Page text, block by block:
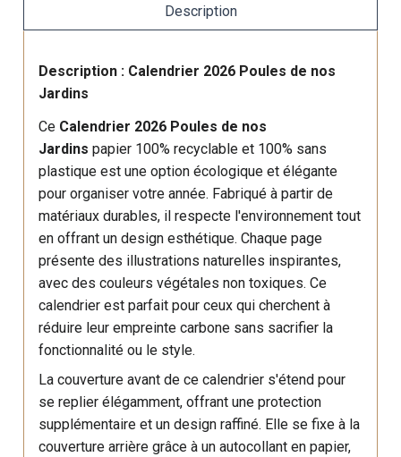
Description
Description : Calendrier 2026 Poules de nos
Jardins
Ce Calendrier 2026 Poules de nos
Jardins papier 100% recyclable et 100% sans
plastique est une option écologique et élégante
pour organiser votre année. Fabriqué à partir de
matériaux durables, il respecte l'environnement tout
en offrant un design esthétique. Chaque page
présente des illustrations naturelles inspirantes,
avec des couleurs végétales non toxiques. Ce
calendrier est parfait pour ceux qui cherchent à
réduire leur empreinte carbone sans sacrifier la
fonctionnalité ou le style.
La couverture avant de ce calendrier s'étend pour
se replier élégamment, offrant une protection
supplémentaire et un design raffiné. Elle se fixe à la
couverture arrière grâce à un autocollant en papier,